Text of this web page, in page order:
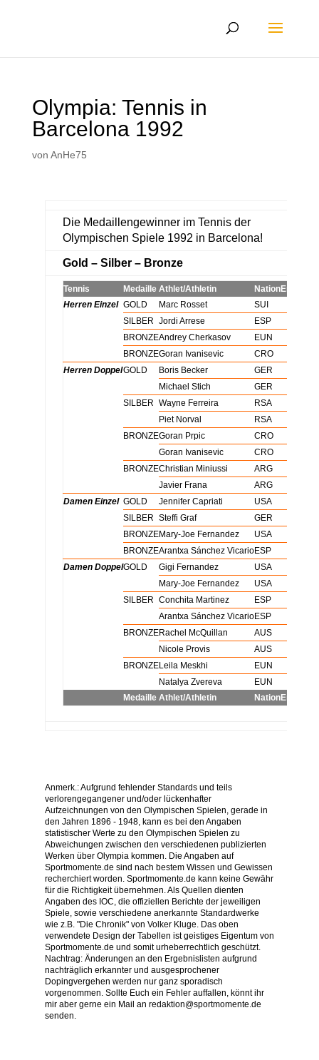
Olympia: Tennis in
Barcelona 1992
von AnHe75
Die Medaillengewinner im Tennis der
Olympischen Spiele 1992 in Barcelona!
Gold – Silber – Bronze
Tennis Medaille Athlet/Athletin NationErgebnis
Herren Einzel GOLD Marc Rosset
SUI
SILBER Jordi Arrese
ESP
BRONZEAndrey Cherkasov
EUN
BRONZEGoran Ivanisevic
CRO
Herren DoppelGOLD Boris Becker
GER
Michael Stich
GER
SILBER Wayne Ferreira
RSA
Piet Norval
RSA
BRONZEGoran Prpic
CRO
Goran Ivanisevic
CRO
BRONZEChristian Miniussi
ARG
Javier Frana
ARG
Damen Einzel GOLD Jennifer Capriati
USA
SILBER Steffi Graf
GER
BRONZEMary-Joe Fernandez
USA
BRONZEArantxa Sánchez VicarioESP
Damen DoppelGOLD Gigi Fernandez
USA
Mary-Joe Fernandez
USA
SILBER Conchita Martinez
ESP
Arantxa Sánchez VicarioESP
BRONZERachel McQuillan
AUS
Nicole Provis
AUS
BRONZELeila Meskhi
EUN
Natalya Zvereva
EUN
Medaille Athlet/Athletin NationErgebnis
Anmerk.: Aufgrund fehlender Standards und teils
verlorengegangener und/oder lückenhafter
Aufzeichnungen von den Olympischen Spielen, gerade in
den Jahren 1896 - 1948, kann es bei den Angaben
statistischer Werte zu den Olympischen Spielen zu
Abweichungen zwischen den verschiedenen publizierten
Werken über Olympia kommen. Die Angaben auf
Sportmomente.de sind nach bestem Wissen und Gewissen
recherchiert worden. Sportmomente.de kann keine Gewähr
für die Richtigkeit übernehmen. Als Quellen dienten
Angaben des IOC, die offiziellen Berichte der jeweiligen
Spiele, sowie verschiedene anerkannte Standardwerke
wie z.B. "Die Chronik" von Volker Kluge. Das oben
verwendete Design der Tabellen ist geistiges Eigentum von
Sportmomente.de und somit urheberrechtlich geschützt.
Nachtrag: Änderungen an den Ergebnislisten aufgrund
nachträglich erkannter und ausgesprochener
Dopingvergehen werden nur ganz sporadisch
vorgenommen. Sollte Euch ein Fehler auffallen, könnt ihr
mir aber gerne ein Mail an redaktion@sportmomente.de
senden.